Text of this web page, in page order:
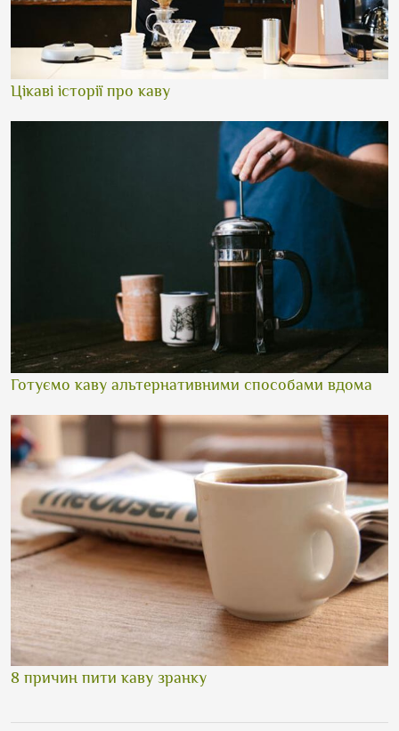
Цікаві історії про каву
Готуємо каву альтернативними способами вдома
8 причин пити каву зранку